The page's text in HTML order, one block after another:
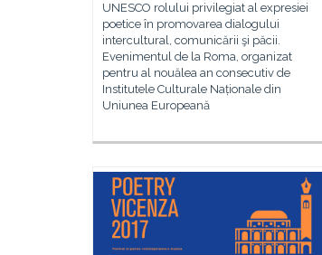
UNESCO rolului privilegiat al expresiei
poetice în promovarea dialogului
intercultural, comunicării şi păcii.
Evenimentul de la Roma, organizat
pentru al nouălea an consecutiv de
Institutele Culturale Naționale din
Uniunea Europeană